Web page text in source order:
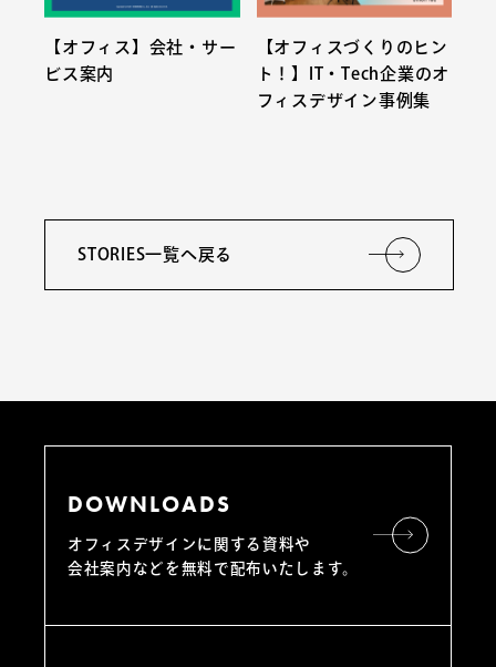
【オフィス】会社・サー
ビス案内
【オフィスづくりのヒン
ト！】IT・Tech企業のオ
フィスデザイン事例集
STORIES一覧へ戻る
DOWNLOADS
オフィスデザインに関する資料や
会社案内などを無料で配布いたします。